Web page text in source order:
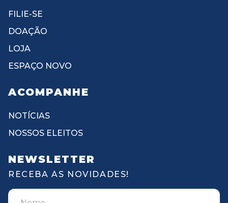
FILIE-SE
DOAÇÃO
LOJA
ESPAÇO NOVO
ACOMPANHE
NOTÍCIAS
NOSSOS ELEITOS
NEWSLETTER
RECEBA AS NOVIDADES!